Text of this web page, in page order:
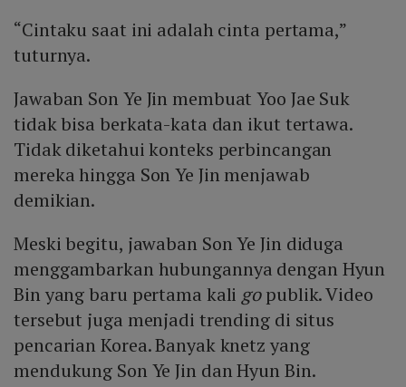
“Cintaku saat ini adalah cinta pertama,”
tuturnya.
Jawaban Son Ye Jin membuat Yoo Jae Suk
tidak bisa berkata-kata dan ikut tertawa.
Tidak diketahui konteks perbincangan
mereka hingga Son Ye Jin menjawab
demikian.
Meski begitu, jawaban Son Ye Jin diduga
menggambarkan hubungannya dengan Hyun
Bin yang baru pertama kali gopublik. Video
tersebut juga menjadi trending di situs
pencarian Korea. Banyak knetz yang
mendukung Son Ye Jin dan Hyun Bin.